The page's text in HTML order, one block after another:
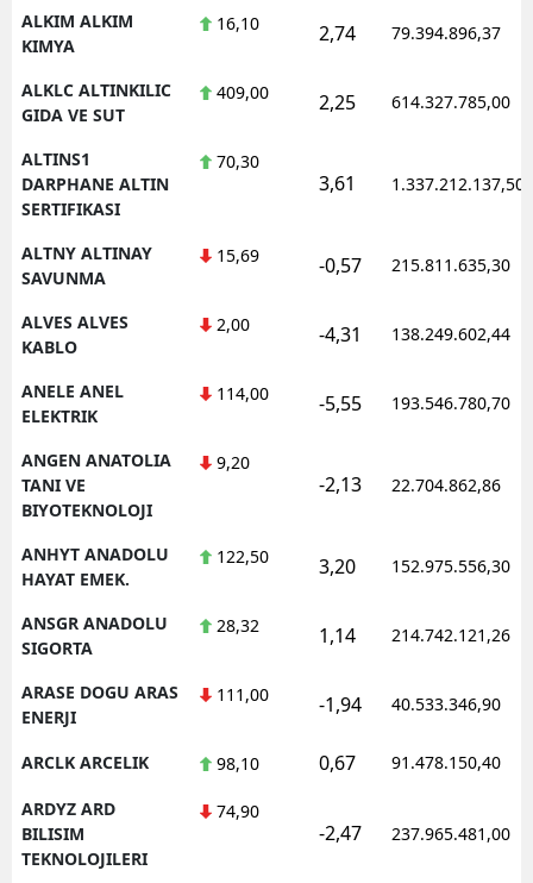
ALKIM ALKIM
KIMYA
16,10 2,74 79.394.896,37
ALKLC ALTINKILIC
GIDA VE SUT
409,00 2,25 614.327.785,00
ALTINS1
DARPHANE ALTIN
SERTIFIKASI
70,30
3,61 1.337.212.137,50
ALTNY ALTINAY
SAVUNMA
15,69 -0,57 215.811.635,30
ALVES ALVES
KABLO
2,00 -4,31 138.249.602,44
ANELE ANEL
ELEKTRIK
114,00 -5,55 193.546.780,70
ANGEN ANATOLIA
TANI VE
BIYOTEKNOLOJI
9,20
-2,13 22.704.862,86
ANHYT ANADOLU
HAYAT EMEK.
122,50 3,20 152.975.556,30
ANSGR ANADOLU
SIGORTA
28,32 1,14 214.742.121,26
ARASE DOGU ARAS
ENERJI
111,00 -1,94 40.533.346,90
ARCLK ARCELIK 98,10 0,67 91.478.150,40
ARDYZ ARD
BILISIM
TEKNOLOJILERI
74,90
-2,47 237.965.481,00